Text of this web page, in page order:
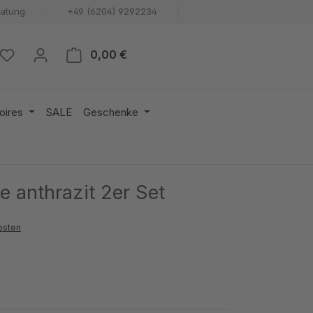
+49 (6204) 9292234
0,00 €
SALE Geschenke
anthrazit 2er Set